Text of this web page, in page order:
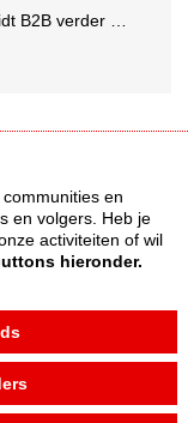
en innoveert met AI
en
en volgers. Heb je
activiteiten of wil
hieronder.